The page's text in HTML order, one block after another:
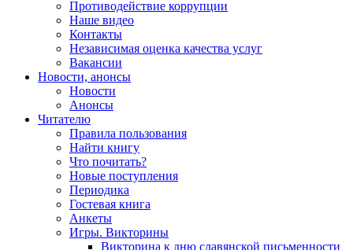
Противодействие коррупции
Наше видео
Контакты
Независимая оценка качества услуг
Вакансии
Новости, анонсы
Новости
Анонсы
Читателю
Правила пользования
Найти книгу
Что почитать?
Новые поступления
Периодика
Гостевая книга
Анкеты
Игры. Викторины
Викторина к дню славянской письменности